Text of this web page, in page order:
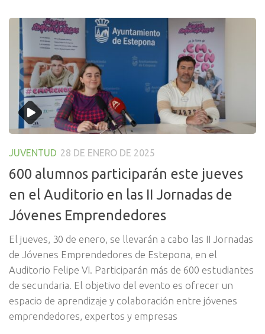
JUVENTUD 28 DE ENERO DE 2025
600 alumnos participarán este jueves
en el Auditorio en las II Jornadas de
Jóvenes Emprendedores
El jueves, 30 de enero, se llevarán a cabo las II Jornadas
de Jóvenes Emprendedores de Estepona, en el
Auditorio Felipe VI. Participarán más de 600 estudiantes
de secundaria. El objetivo del evento es ofrecer un
espacio de aprendizaje y colaboración entre jóvenes
emprendedores, expertos y empresas